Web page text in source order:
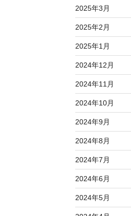
2025年3月
2025年2月
2025年1月
2024年12月
2024年11月
2024年10月
2024年9月
2024年8月
2024年7月
2024年6月
2024年5月